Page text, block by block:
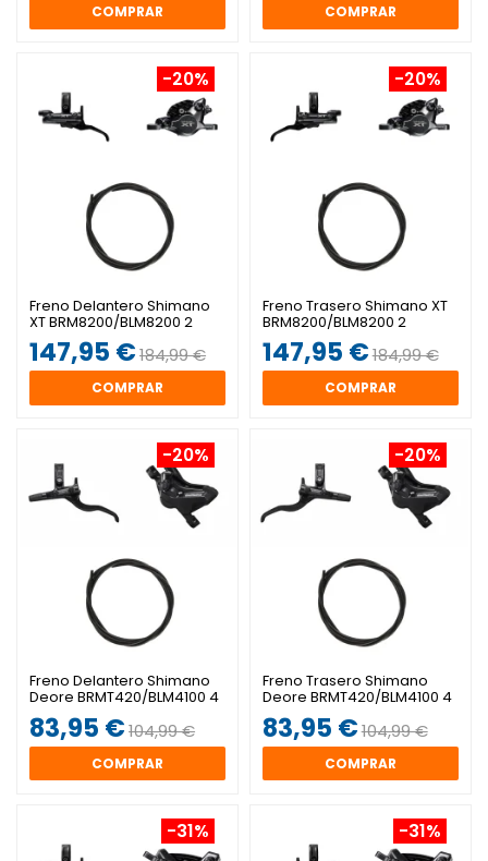
COMPRAR COMPRAR
-20%
Freno Delantero Shimano
XT BRM8200/BLM8200 2
Pistones
147,95 €184,99 €
COMPRAR
-20%
Freno Trasero Shimano XT
BRM8200/BLM8200 2
Pistones
147,95 €184,99 €
COMPRAR
-20%
Freno Delantero Shimano
Deore BRMT420/BLM4100 4
Pistones
83,95 €104,99 €
COMPRAR
-20%
Freno Trasero Shimano
Deore BRMT420/BLM4100 4
Pistones
83,95 €104,99 €
COMPRAR
-31% -31%